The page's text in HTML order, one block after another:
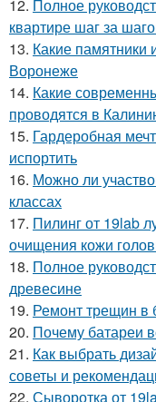
12. Полное
квартире шаг за
13. Какие
Воронеже
14. Какие
проводятся в
15. Гардеробная
испортить
16. Можно ли
классах
17. Пилинг от 19lab
очищения кожи
18. Полное
древесине
19. Ремонт трещин в
20. Почему батареи
21. Как выбрать
советы и
22. Сыворотка от